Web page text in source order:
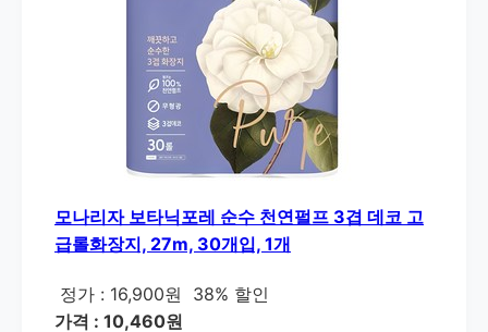
모나리자 보타닉포레 순수 천연펄프 3겹 데코 고
급롤화장지, 27m, 30개입, 1개
정가 : 16,900원
38% 할인
가격 : 10,460원